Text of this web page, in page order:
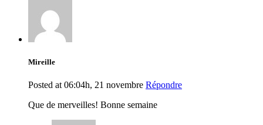
Mireille
Posted at 06:04h, 21 novembre Répondre
Que de merveilles! Bonne semaine